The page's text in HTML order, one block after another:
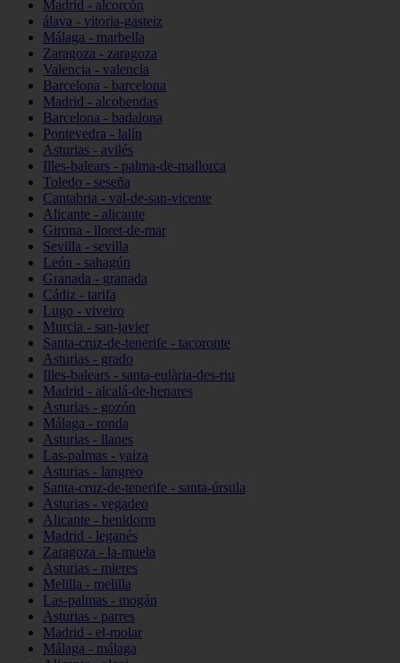
Madrid - alcorcón
álava - vitoria-gasteiz
Málaga - marbella
Zaragoza - zaragoza
Valencia - valencia
Barcelona - barcelona
Madrid - alcobendas
Barcelona - badalona
Pontevedra - lalín
Asturias - avilés
Illes-balears - palma-de-mallorca
Toledo - seseña
Cantabria - val-de-san-vicente
Alicante - alicante
Girona - lloret-de-mar
Sevilla - sevilla
León - sahagún
Granada - granada
Cádiz - tarifa
Lugo - viveiro
Murcia - san-javier
Santa-cruz-de-tenerife - tacoronte
Asturias - grado
Illes-balears - santa-eulària-des-riu
Madrid - alcalá-de-henares
Asturias - gozón
Málaga - ronda
Asturias - llanes
Las-palmas - yaiza
Asturias - langreo
Santa-cruz-de-tenerife - santa-úrsula
Asturias - vegadeo
Alicante - benidorm
Madrid - leganés
Zaragoza - la-muela
Asturias - mieres
Melilla - melilla
Las-palmas - mogán
Asturias - parres
Madrid - el-molar
Málaga - málaga